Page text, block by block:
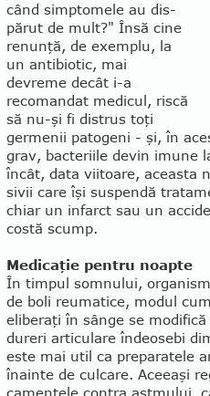
când simptomele au dis­
părut de mult?" Însă cine
renunţă, de exemplu, la
un antibiotic, mai
devreme decât i-a
recomandat medicul, riscă
să nu-şi fi distrus toţi
germenii pato­geni - şi, în
grav, bacteriile de­vin imune
încât, data viitoare, aceasta
sivii care îşi suspendă
chiar un infarct sau un
cos­tă scump.
Medicaţie pentru noapte
În timpul somnului,
de boli reumatice, modul
eliberaţi în sânge se
dureri articulare îndeosebi
este mai util ca preparatele
înainte de cul­care. Aceeaşi
camentele contra ast­mului,